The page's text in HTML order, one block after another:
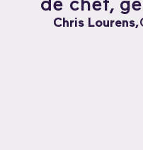
de chef,
Chris Lourens,